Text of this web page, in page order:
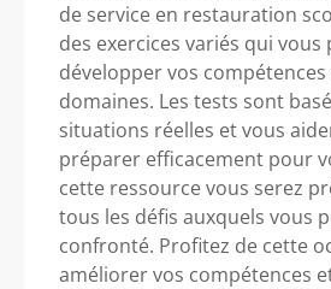
de service en restauration
des exercices variés qui
développer vos
domaines. Les tests sont
situations réelles et vous
préparer efficacement pour
cette ressource vous serez
tous les défis auxquels vous
confronté. Profitez de cette
améliorer vos compétences